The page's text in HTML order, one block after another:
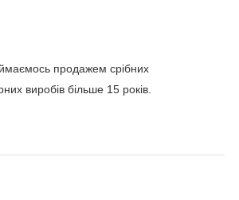
продажем срібних
виробів більше 15 років.